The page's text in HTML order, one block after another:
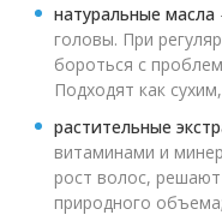
натуральные масла
головы. При
бороться с
Подходят как
растительные
витаминами и
рост волос,
природного объема;